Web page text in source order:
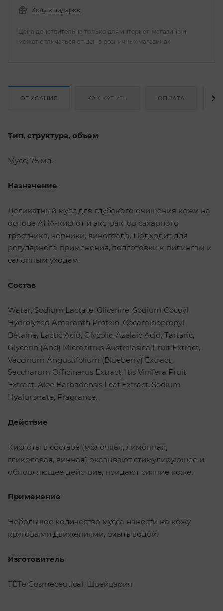
Хочу в подарок
Цена действительна только для интернет-магазина и
может отличаться от цен в розничных магазинах
ОПИСАНИЕ КАК КУПИТЬ ОПЛАТА
Тип, структура, объем
Мусс, 75 мл.
Назначение
Деликатный мусс для глубокого очищения кожи на
основе АНА-кислот и экстрактов сахарного
тростника, черники, винограда. Подходит для
регулярного применения, подготовки к пилингам и
салонным уходам.
Состав
Water, Sodium Lactate, Glicerine, Sodium Cocoyl
Hydrolyzed Amaranth Protein, Cocamidopropyl
Betaine, Lactic Acid, Glycolic, Azelaic Acid, Tartaric,
Glycerin (And) Microcitrus Australasica Fruit Extract,
Vaccinum Angustifolium (Blueberry) Extract,
Saccharum Officinarus Extract, Itis Vinifera Fruit
Extract, Aloe Barbadensis Leaf Extract, Sodium
Hyaluronate, Fragrance.
Действие
Кислоты в составе (молочная, лимонная,
гликолевая, винная) оказывают стимулирующее и
обновляющее действие, придают сияние коже.
Применение
Небольшое количество мусса нанести на кожу
круговыми движениями, смыть водой.
Изготовитель
TÊTе Cosmeceutical, Швейцария